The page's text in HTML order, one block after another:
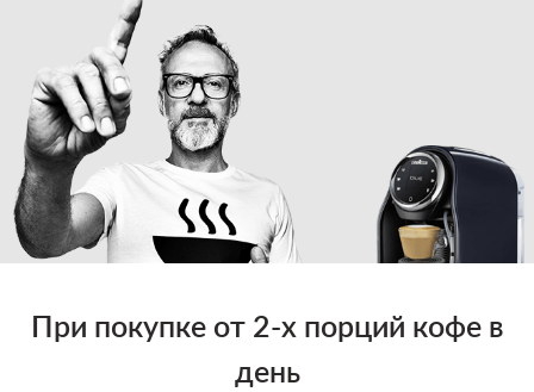
При покупке от 2-х порций кофе в
день
Подобрать
решение
Блог
Условия